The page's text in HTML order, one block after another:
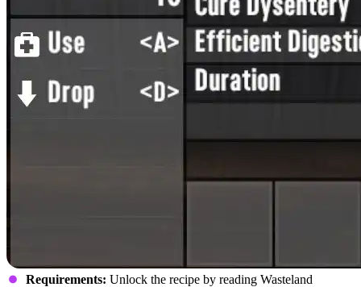
Requirements: Unlock the recipe by reading Wasteland